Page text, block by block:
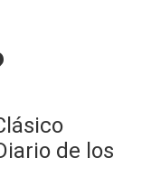
de los